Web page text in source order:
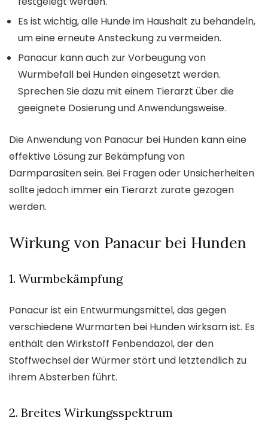
Es ist wichtig, alle Hunde im Haushalt zu behandeln,
um eine erneute Ansteckung zu vermeiden.
Panacur kann auch zur Vorbeugung von
Wurmbefall bei Hunden eingesetzt werden.
Sprechen Sie dazu mit einem Tierarzt über die
geeignete Dosierung und Anwendungsweise.
Die Anwendung von Panacur bei Hunden kann eine
effektive Lösung zur Bekämpfung von
Darmparasiten sein. Bei Fragen oder Unsicherheiten
sollte jedoch immer ein Tierarzt zurate gezogen
werden.
Wirkung von Panacur bei Hunden
1. Wurmbekämpfung
Panacur ist ein Entwurmungsmittel, das gegen
verschiedene Wurmarten bei Hunden wirksam ist. Es
enthält den Wirkstoff Fenbendazol, der den
Stoffwechsel der Würmer stört und letztendlich zu
ihrem Absterben führt.
2. Breites Wirkungsspektrum